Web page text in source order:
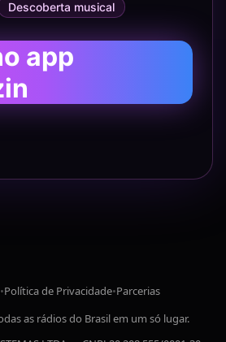
Descoberta musical
app
•Política de Privacidade•Parcerias
as rádios do Brasil em um só lugar.